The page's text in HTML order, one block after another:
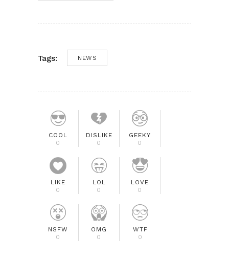
Tags: NEWS
COOL
0
DISLIKE
0
GEEKY
0
LIKE
0
LOL
0
LOVE
0
NSFW
0
OMG
0
WTF
0